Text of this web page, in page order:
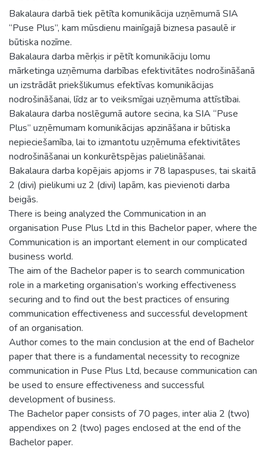
Bakalaura darbā tiek pētīta komunikācija uzņēmumā SIA
“Puse Plus”, kam mūsdienu mainīgajā biznesa pasaulē ir
būtiska nozīme.
Bakalaura darba mērķis ir pētīt komunikāciju lomu
mārketinga uzņēmuma darbības efektivitātes nodrošināšanā
un izstrādāt priekšlikumus efektīvas komunikācijas
nodrošināšanai, līdz ar to veiksmīgai uzņēmuma attīstībai.
Bakalaura darba noslēgumā autore secina, ka SIA “Puse
Plus” uzņēmumam komunikācijas apzināšana ir būtiska
nepieciešamība, lai to izmantotu uzņēmuma efektivitātes
nodrošināšanai un konkurētspējas palielināšanai.
Bakalaura darba kopējais apjoms ir 78 lapaspuses, tai skaitā
2 (divi) pielikumi uz 2 (divi) lapām, kas pievienoti darba
beigās.
There is being analyzed the Communication in an
organisation Puse Plus Ltd in this Bachelor paper, where the
Communication is an important element in our complicated
business world.
The aim of the Bachelor paper is to search communication
role in a marketing organisation’s working effectiveness
securing and to find out the best practices of ensuring
communication effectiveness and successful development
of an organisation.
Author comes to the main conclusion at the end of Bachelor
paper that there is a fundamental necessity to recognize
communication in Puse Plus Ltd, because communication can
be used to ensure effectiveness and successful
development of business.
The Bachelor paper consists of 70 pages, inter alia 2 (two)
appendixes on 2 (two) pages enclosed at the end of the
Bachelor paper.